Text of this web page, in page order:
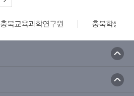
충북교육과학연구원 충북학생교